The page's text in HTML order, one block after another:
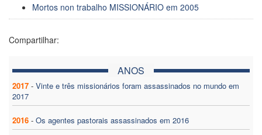
Mortos non trabalho MISSIONÁRIO em 2005
Compartilhar:
ANOS
2017 - Vinte e três missionários foram assassinados no mundo em
2017
2016 - Os agentes pastorais assassinados em 2016